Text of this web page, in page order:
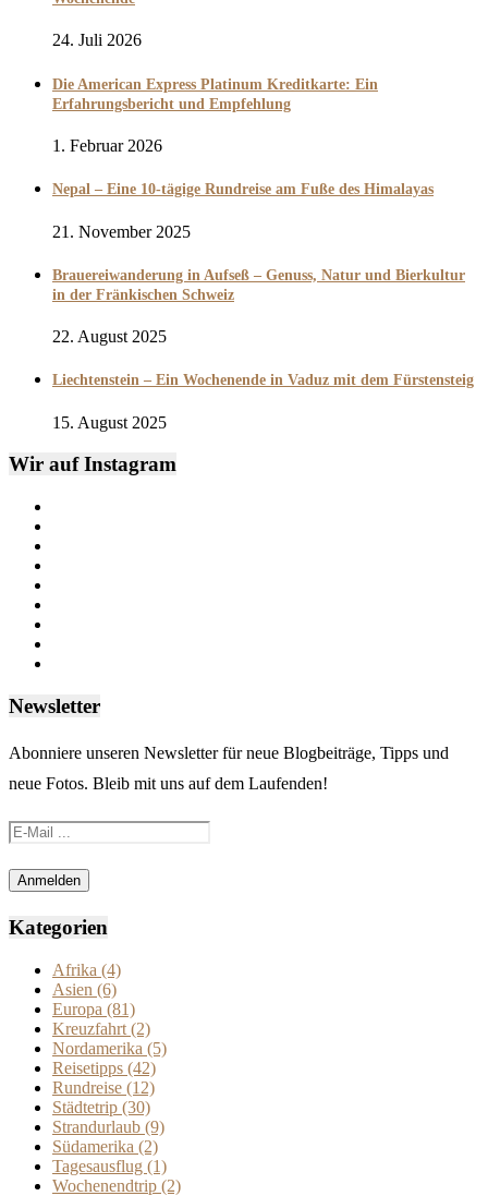
24. Juli 2026
Die American Express Platinum Kreditkarte: Ein
Erfahrungsbericht und Empfehlung
1. Februar 2026
Nepal – Eine 10-tägige Rundreise am Fuße des Himalayas
21. November 2025
Brauereiwanderung in Aufseß – Genuss, Natur und Bierkultur
in der Fränkischen Schweiz
22. August 2025
Liechtenstein – Ein Wochenende in Vaduz mit dem Fürstensteig
15. August 2025
Wir auf Instagram
Newsletter
Abonniere unseren Newsletter für neue Blogbeiträge, Tipps und
neue Fotos. Bleib mit uns auf dem Laufenden!
Kategorien
Afrika (4)
Asien (6)
Europa (81)
Kreuzfahrt (2)
Nordamerika (5)
Reisetipps (42)
Rundreise (12)
Städtetrip (30)
Strandurlaub (9)
Südamerika (2)
Tagesausflug (1)
Wochenendtrip (2)